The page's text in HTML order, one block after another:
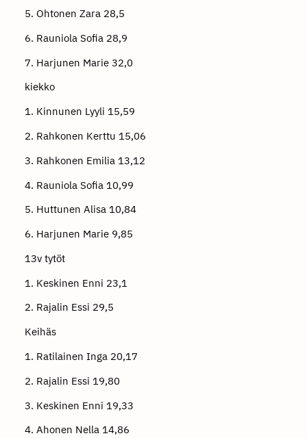
5. Ohtonen Zara 28,5
6. Rauniola Sofia 28,9
7. Harjunen Marie 32,0
kiekko
1. Kinnunen Lyyli 15,59
2. Rahkonen Kerttu 15,06
3. Rahkonen Emilia 13,12
4. Rauniola Sofia 10,99
5. Huttunen Alisa 10,84
6. Harjunen Marie 9,85
13v tytöt
1. Keskinen Enni 23,1
2. Rajalin Essi 29,5
Keihäs
1. Ratilainen Inga 20,17
2. Rajalin Essi 19,80
3. Keskinen Enni 19,33
4. Ahonen Nella 14,86